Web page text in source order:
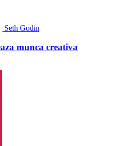
Seth Godin
munca creativa